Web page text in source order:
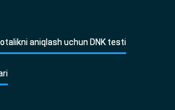
aniqlash uchun DNK testi